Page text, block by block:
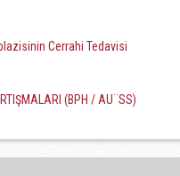
Cerrahi Tedavisi
(BPH / AU¨SS)